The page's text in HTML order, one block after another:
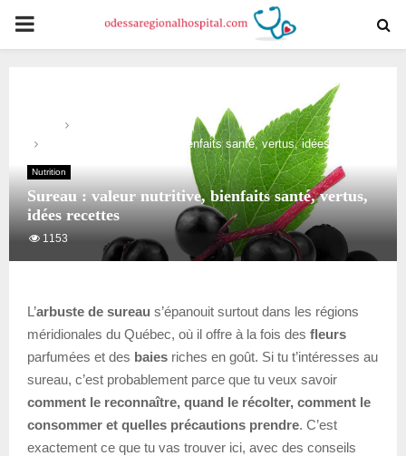
PRIMARY
Sureau : valeur nutritive, bienfaits santé, vertus, idées recettes
Nutrition
Sureau : valeur nutritive, bienfaits santé, vertus,
idées recettes
1153
L’arbuste de sureau s’épanouit surtout dans les régions
méridionales du Québec, où il offre à la fois des fleurs
parfumées et des baies riches en goût. Si tu t’intéresses au
sureau, c’est probablement parce que tu veux savoir
comment le reconnaître, quand le récolter, comment le
consommer et quelles précautions prendre. C’est
exactement ce que tu vas trouver ici, avec des conseils